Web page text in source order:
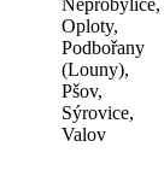
Oploty,
Podbořany
(Louny),
Pšov,
Sýrovice,
Valov